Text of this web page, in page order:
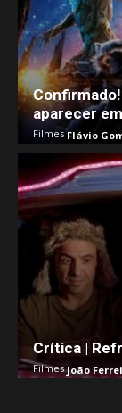
aparecer
FilmesFlávio
Crítica |
FilmesJoão